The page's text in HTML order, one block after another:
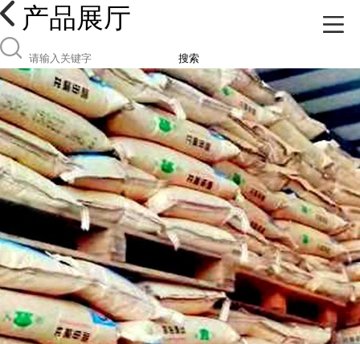
产品展厅
搜索